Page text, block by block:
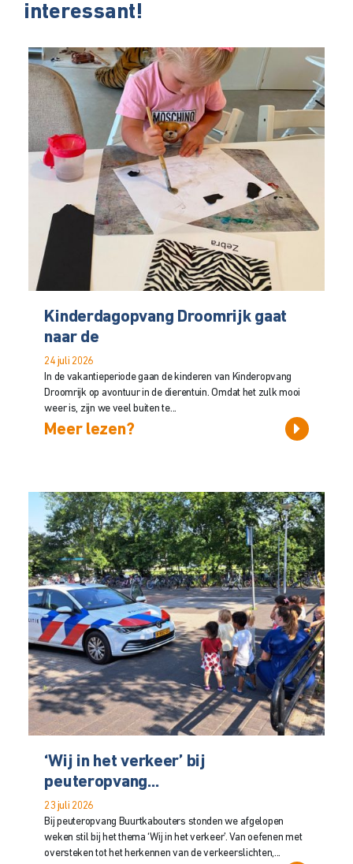
interessant!
Kinderdagopvang Droomrijk gaat
naar de
24 juli 2026
In de vakantieperiode gaan de kinderen van Kinderopvang
Droomrijk op avontuur in de dierentuin. Omdat het zulk mooi
weer is, zijn we veel buiten te...
Meer lezen?
‘Wij in het verkeer’ bij
peuteropvang...
23 juli 2026
Bij peuteropvang Buurtkabouters stonden we afgelopen
weken stil bij het thema ‘Wij in het verkeer’. Van oefenen met
oversteken tot het herkennen van de verkeerslichten,...